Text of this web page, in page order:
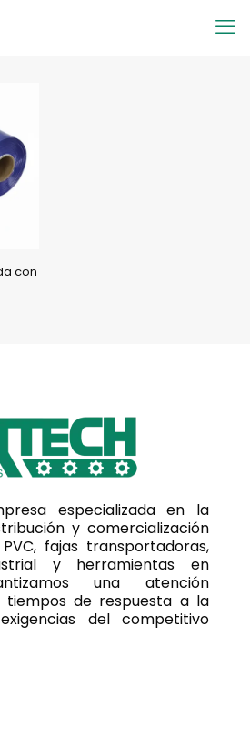
con
especializada en la
y comercialización
fajas transportadoras,
y herramientas en
una atención
tiempos de respuesta a la
del competitivo